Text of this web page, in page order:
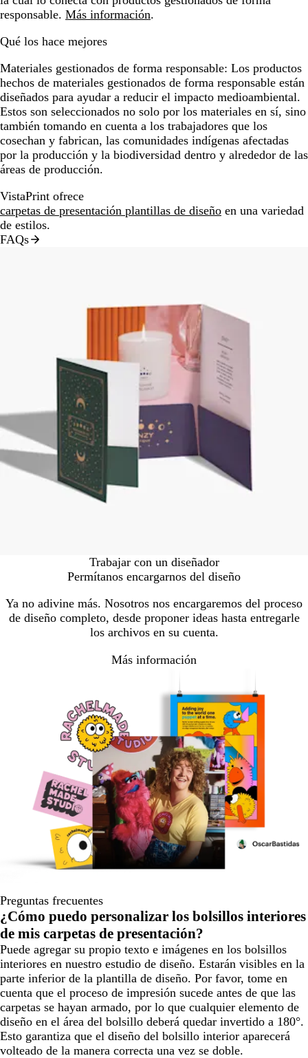
responsable. Más información.
Qué los hace mejores
Materiales gestionados de forma responsable: Los productos
hechos de materiales gestionados de forma responsable están
diseñados para ayudar a reducir el impacto medioambiental.
Estos son seleccionados no solo por los materiales en sí, sino
también tomando en cuenta a los trabajadores que los
cosechan y fabrican, las comunidades indígenas afectadas
por la producción y la biodiversidad dentro y alrededor de las
áreas de producción.
VistaPrint ofrece
carpetas de presentación plantillas de diseño en una variedad
de estilos.
FAQs
Trabajar con un diseñador
Permítanos encargarnos del diseño
Ya no adivine más. Nosotros nos encargaremos del proceso
de diseño completo, desde proponer ideas hasta entregarle
los archivos en su cuenta.
Más información
Preguntas frecuentes
¿Cómo puedo personalizar los bolsillos interiores
de mis carpetas de presentación?
Puede agregar su propio texto e imágenes en los bolsillos
interiores en nuestro estudio de diseño. Estarán visibles en la
parte inferior de la plantilla de diseño. Por favor, tome en
cuenta que el proceso de impresión sucede antes de que las
carpetas se hayan armado, por lo que cualquier elemento de
diseño en el área del bolsillo deberá quedar invertido a 180°.
Esto garantiza que el diseño del bolsillo interior aparecerá
volteado de la manera correcta una vez se doble.